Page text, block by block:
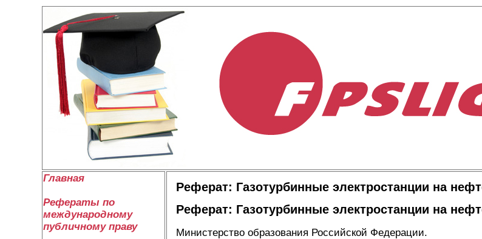
Главная
Рефераты по
международному
публичному праву
Реферат: Газотурбинные электростанции на
Реферат: Газотурбинные электростанции на
Министерство образования Российской Федерации.